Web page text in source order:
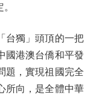
獨」頭頂的一把
國港澳台僑和平發
題，實現祖國完全
所向，是全體中華